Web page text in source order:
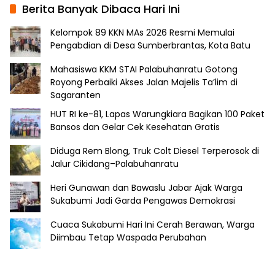
Berita Banyak Dibaca Hari Ini
Kelompok 89 KKN MAs 2026 Resmi Memulai
Pengabdian di Desa Sumberbrantas, Kota Batu
Mahasiswa KKM STAI Palabuhanratu Gotong
Royong Perbaiki Akses Jalan Majelis Ta’lim di
Sagaranten
HUT RI ke-81, Lapas Warungkiara Bagikan 100 Paket
Bansos dan Gelar Cek Kesehatan Gratis
Diduga Rem Blong, Truk Colt Diesel Terperosok di
Jalur Cikidang–Palabuhanratu
Heri Gunawan dan Bawaslu Jabar Ajak Warga
Sukabumi Jadi Garda Pengawas Demokrasi
Cuaca Sukabumi Hari Ini Cerah Berawan, Warga
Diimbau Tetap Waspada Perubahan